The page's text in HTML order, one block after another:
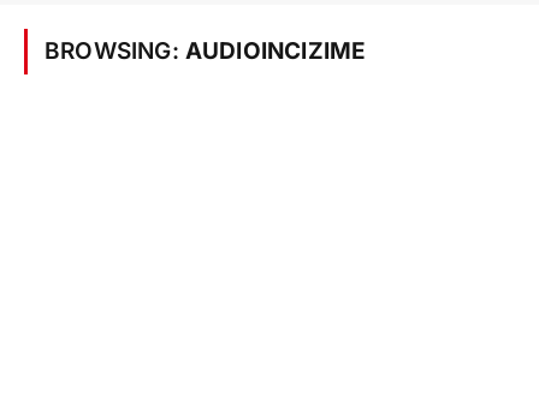
BROWSING: AUDIOINCIZIME